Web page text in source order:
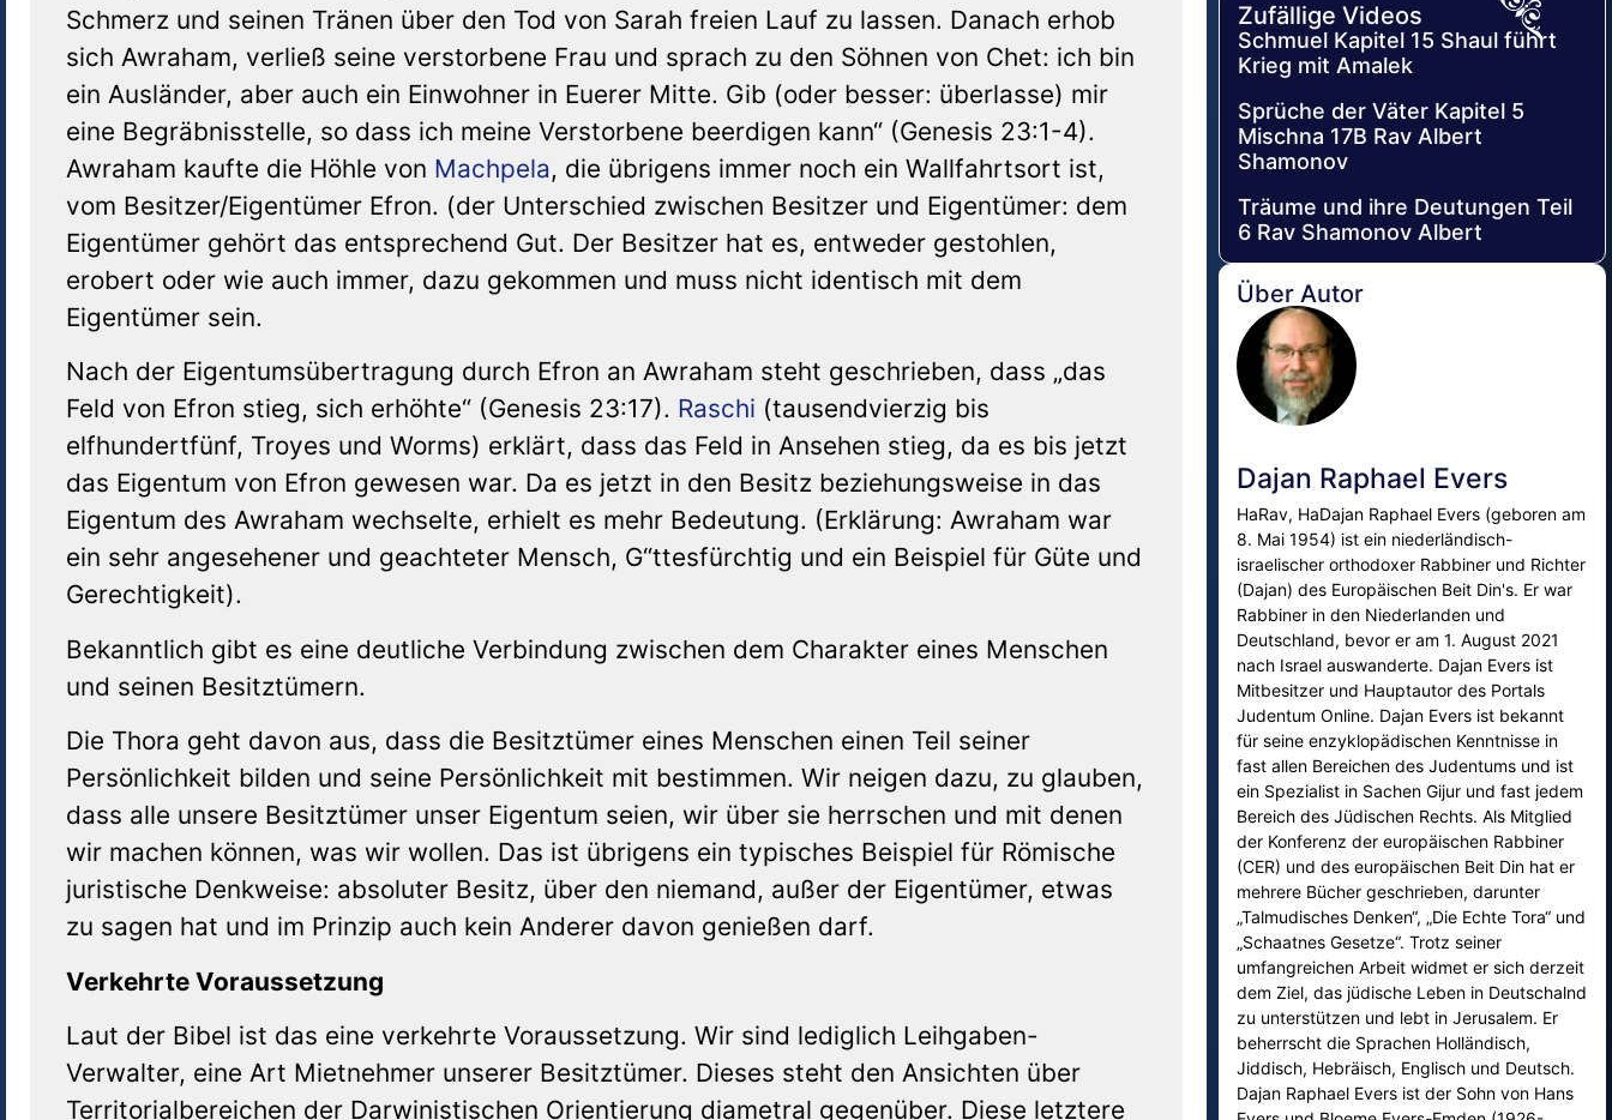
Schmerz und seinen Tränen über den Tod von Sarah freien Lauf zu lassen. Danach erhob
sich Awraham, verließ seine verstorbene Frau und sprach zu den Söhnen von Chet: ich bin
ein Ausländer, aber auch ein Einwohner in Euerer Mitte. Gib (oder besser: überlasse) mir
eine Begräbnisstelle, so dass ich meine Verstorbene beerdigen kann“ (Genesis 23:1-4).
Awraham kaufte die Höhle von Machpela, die übrigens immer noch ein Wallfahrtsort ist,
vom Besitzer/Eigentümer Efron. (der Unterschied zwischen Besitzer und Eigentümer: dem
Eigentümer gehört das entsprechend Gut. Der Besitzer hat es, entweder gestohlen,
erobert oder wie auch immer, dazu gekommen und muss nicht identisch mit dem
Eigentümer sein.
Nach der Eigentumsübertragung durch Efron an Awraham steht geschrieben, dass „das
Feld von Efron stieg, sich erhöhte“ (Genesis 23:17). Raschi (tausendvierzig bis
elfhundertfünf, Troyes und Worms) erklärt, dass das Feld in Ansehen stieg, da es bis jetzt
das Eigentum von Efron gewesen war. Da es jetzt in den Besitz beziehungsweise in das
Eigentum des Awraham wechselte, erhielt es mehr Bedeutung. (Erklärung: Awraham war
ein sehr angesehener und geachteter Mensch, G“ttesfürchtig und ein Beispiel für Güte und
Gerechtigkeit).
Bekanntlich gibt es eine deutliche Verbindung zwischen dem Charakter eines Menschen
und seinen Besitztümern.
Die Thora geht davon aus, dass die Besitztümer eines Menschen einen Teil seiner
Persönlichkeit bilden und seine Persönlichkeit mit bestimmen. Wir neigen dazu, zu glauben,
dass alle unsere Besitztümer unser Eigentum seien, wir über sie herrschen und mit denen
wir machen können, was wir wollen. Das ist übrigens ein typisches Beispiel für Römische
juristische Denkweise: absoluter Besitz, über den niemand, außer der Eigentümer, etwas
zu sagen hat und im Prinzip auch kein Anderer davon genießen darf.
Verkehrte Voraussetzung
Laut der Bibel ist das eine verkehrte Voraussetzung. Wir sind lediglich Leihgaben-
Verwalter, eine Art Mietnehmer unserer Besitztümer. Dieses steht den Ansichten über
Territorialbereichen der Darwinistischen Orientierung diametral gegenüber. Diese letztere
Zufällige Videos
Schmuel Kapitel 15 Shaul führt
Krieg mit Amalek
Sprüche der Väter Kapitel 5
Mischna 17B Rav Albert
Shamonov
Träume und ihre Deutungen Teil
6 Rav Shamonov Albert
Über Autor
Dajan Raphael Evers
HaRav, HaDajan Raphael Evers (geboren am
8. Mai 1954) ist ein niederländisch-
israelischer orthodoxer Rabbiner und Richter
(Dajan) des Europäischen Beit Din's. Er war
Rabbiner in den Niederlanden und
Deutschland, bevor er am 1. August 2021
nach Israel auswanderte. Dajan Evers ist
Mitbesitzer und Hauptautor des Portals
Judentum Online. Dajan Evers ist bekannt
für seine enzyklopädischen Kenntnisse in
fast allen Bereichen des Judentums und ist
ein Spezialist in Sachen Gijur und fast jedem
Bereich des Jüdischen Rechts. Als Mitglied
der Konferenz der europäischen Rabbiner
(CER) und des europäischen Beit Din hat er
mehrere Bücher geschrieben, darunter
„Talmudisches Denken“, „Die Echte Tora“ und
„Schaatnes Gesetze“. Trotz seiner
umfangreichen Arbeit widmet er sich derzeit
dem Ziel, das jüdische Leben in Deutschalnd
zu unterstützen und lebt in Jerusalem. Er
beherrscht die Sprachen Holländisch,
Jiddisch, Hebräisch, Englisch und Deutsch.
Dajan Raphael Evers ist der Sohn von Hans